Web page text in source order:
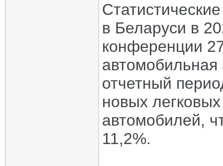
в Беларуси в
конференции
отчетный
новых
автомобилей,
11,2%.